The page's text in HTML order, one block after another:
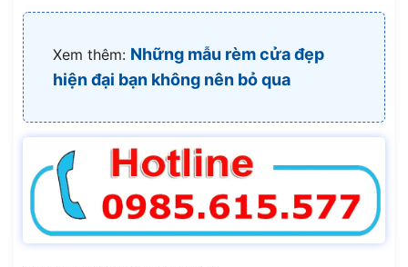
Xem thêm: Những mẫu rèm cửa đẹp
hiện đại bạn không nên bỏ qua